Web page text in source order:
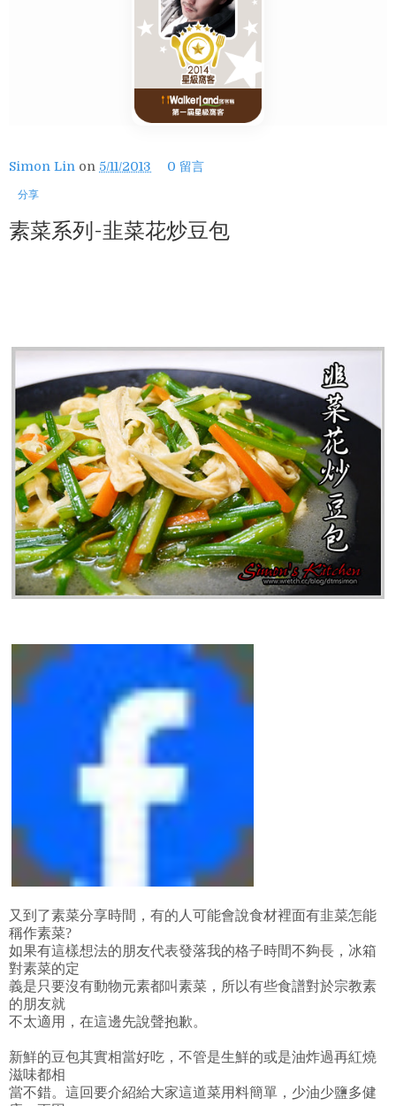
Simon Lin on 5/11/2013 0 留言
分享
素菜系列-韭菜花炒豆包
又到了素菜分享時間，有的人可能會說食材裡面有韭菜怎能
稱作素菜?
如果有這樣想法的朋友代表發落我的格子時間不夠長，冰箱
對素菜的定
義是只要沒有動物元素都叫素菜，所以有些食譜對於宗教素
的朋友就
不太適用，在這邊先說聲抱歉。
新鮮的豆包其實相當好吃，不管是生鮮的或是油炸過再紅燒
滋味都相
當不錯。這回要介紹給大家這道菜用料簡單，少油少鹽多健